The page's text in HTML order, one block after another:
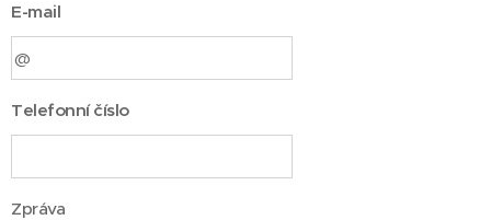
E-mail
Telefonní číslo
Zpráva